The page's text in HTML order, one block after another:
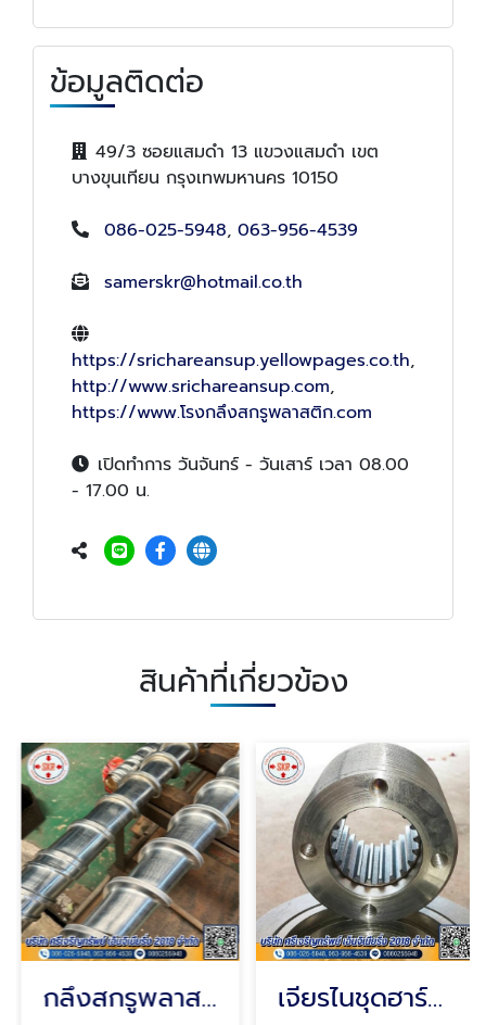
ข้อมูลติดต่อ
49/3 ซอยแสมดำ 13 แขวงแสมดำ เขต
บางขุนเทียน กรุงเทพมหานคร 10150
086-025-5948, 063-956-4539
samerskr@hotmail.co.th
https://srichareansup.yellowpages.co.th,
http://www.srichareansup.com,
https://www.โรงกลึงสกรูพลาสติก.com
เปิดทำการ วันจันทร์ - วันเสาร์ เวลา 08.00
- 17.00 น.
สินค้าที่เกี่ยวข้อง
กลึงสกรูพลาสติก เจียรไนชุดฮาร์ดโครมลูกสูบ